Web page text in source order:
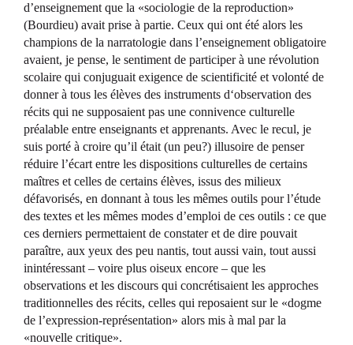
d’enseignement que la «sociologie de la reproduction»
(Bourdieu) avait prise à partie. Ceux qui ont été alors les
champions de la narratologie dans l’enseignement obligatoire
avaient, je pense, le sentiment de participer à une révolution
scolaire qui conjuguait exigence de scientificité et volonté de
donner à tous les élèves des instruments d‘observation des
récits qui ne supposaient pas une connivence culturelle
préalable entre enseignants et apprenants. Avec le recul, je
suis porté à croire qu’il était (un peu?) illusoire de penser
réduire l’écart entre les dispositions culturelles de certains
maîtres et celles de certains élèves, issus des milieux
défavorisés, en donnant à tous les mêmes outils pour l’étude
des textes et les mêmes modes d’emploi de ces outils : ce que
ces derniers permettaient de constater et de dire pouvait
paraître, aux yeux des peu nantis, tout aussi vain, tout aussi
inintéressant – voire plus oiseux encore – que les
observations et les discours qui concrétisaient les approches
traditionnelles des récits, celles qui reposaient sur le «dogme
de l’expression-représentation» alors mis à mal par la
«nouvelle critique».